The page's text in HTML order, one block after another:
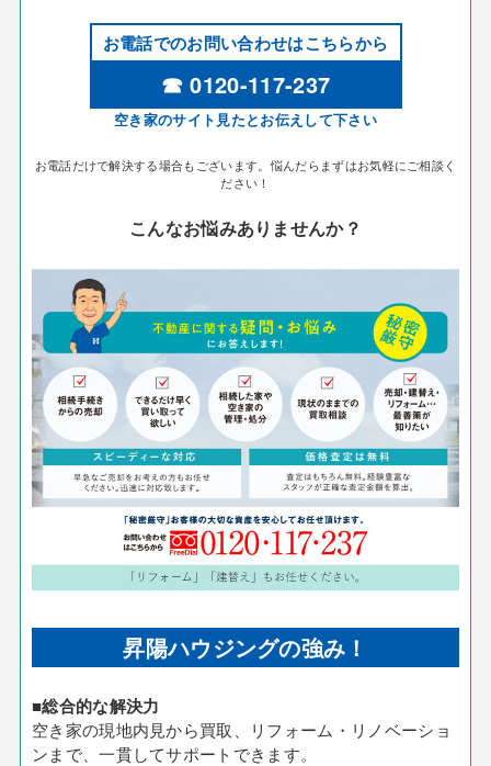
お電話でのお問い合わせはこちらから
☎ 0120-117-237
空き家のサイト見たとお伝えして下さい
お電話だけで解決する場合もございます。悩んだらまずはお気軽にご相談く
ださい！
こんなお悩みありませんか？
昇陽ハウジングの強み！
■総合的な解決力
空き家の現地内見から買取、リフォーム・リノベーショ
ンまで、一貫してサポートできます。